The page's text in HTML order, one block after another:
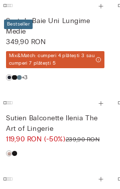
Bestseller
Șort de Baie Uni Lungime
Medie
349,90 RON
Mix&Match: cumperi 4 plătești 3 sau
cumperi 7 plătești 5
+3
Sutien Balconette Ilenia The
Art of Lingerie
119,90 RON(-50%)239,90 RON